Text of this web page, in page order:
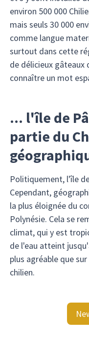
environ 500 000
mais seuls 30 000
comme langue
surtout dans cette
de délicieux gâteaux
connaître un mot
... l'île de
partie du
Politiquement, l'île
Cependant,
la plus éloignée du
Polynésie. Cela se
climat, qui y est
de l'eau atteint
plus agréable que
chilien.